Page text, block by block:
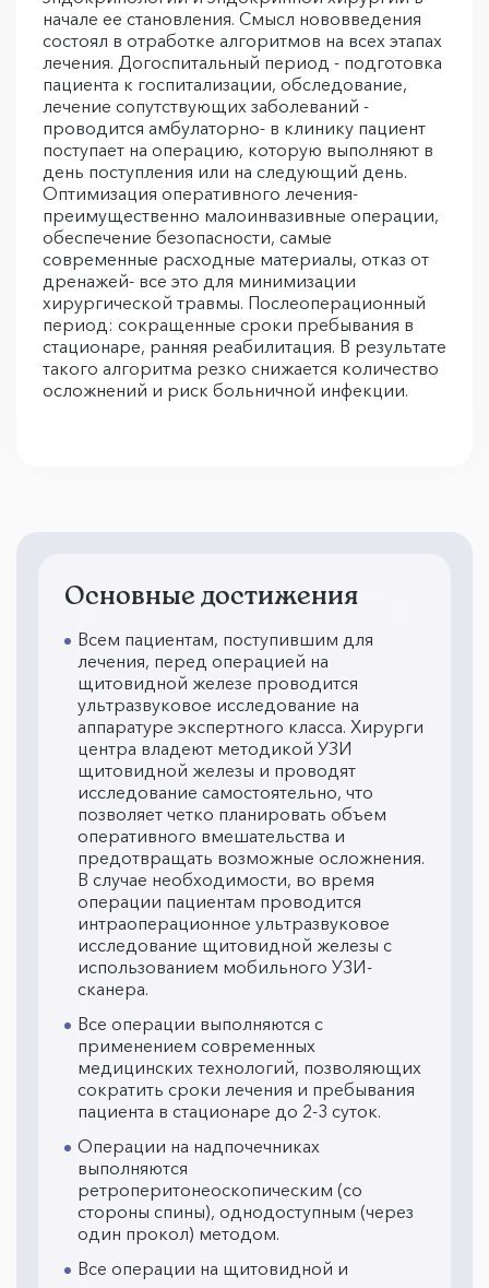
начале ее становления. Смысл нововведения
состоял в отработке алгоритмов на всех этапах
лечения. Догоспитальный период - подготовка
пациента к госпитализации, обследование,
лечение сопутствующих заболеваний -
проводится амбулаторно- в клинику пациент
поступает на операцию, которую выполняют в
день поступления или на следующий день.
Оптимизация оперативного лечения-
преимущественно малоинвазивные операции,
обеспечение безопасности, самые
современные расходные материалы, отказ от
дренажей- все это для минимизации
хирургической травмы. Послеоперационный
период: сокращенные сроки пребывания в
стационаре, ранняя реабилитация. В результате
такого алгоритма резко снижается количество
осложнений и риск больничной инфекции.
Основные достижения
Всем пациентам, поступившим для
лечения, перед операцией на
щитовидной железе проводится
ультразвуковое исследование на
аппаратуре экспертного класса. Хирурги
центра владеют методикой УЗИ
щитовидной железы и проводят
исследование самостоятельно, что
позволяет четко планировать объем
оперативного вмешательства и
предотвращать возможные осложнения.
В случае необходимости, во время
операции пациентам проводится
интраоперационное ультразвуковое
исследование щитовидной железы с
использованием мобильного УЗИ-
сканера.
Все операции выполняются с
применением современных
медицинских технологий, позволяющих
сократить сроки лечения и пребывания
пациента в стационаре до 2-3 суток.
Операции на надпочечниках
выполняются
ретроперитонеоскопическим (со
стороны спины), однодоступным (через
один прокол) методом.
Все операции на щитовидной и